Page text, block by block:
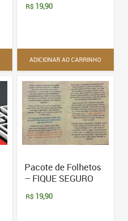
R$ 19,90
ADICIONAR AO CARRINHO
Pacote de Folhetos
– FIQUE SEGURO
R$ 19,90